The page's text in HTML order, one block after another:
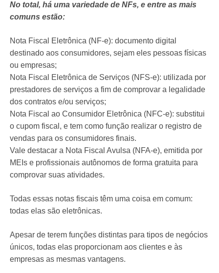
No total, há uma variedade de NFs, e entre as mais
comuns estão:
Nota Fiscal Eletrônica (NF-e): documento digital
destinado aos consumidores, sejam eles pessoas físicas
ou empresas;
Nota Fiscal Eletrônica de Serviços (NFS-e): utilizada por
prestadores de serviços a fim de comprovar a legalidade
dos contratos e/ou serviços;
Nota Fiscal ao Consumidor Eletrônica (NFC-e): substitui
o cupom fiscal, e tem como função realizar o registro de
vendas para os consumidores finais.
Vale destacar a Nota Fiscal Avulsa (NFA-e), emitida por
MEIs e profissionais autônomos de forma gratuita para
comprovar suas atividades.
Todas essas notas fiscais têm uma coisa em comum:
todas elas são eletrônicas.
Apesar de terem funções distintas para tipos de negócios
únicos, todas elas proporcionam aos clientes e às
empresas as mesmas vantagens.